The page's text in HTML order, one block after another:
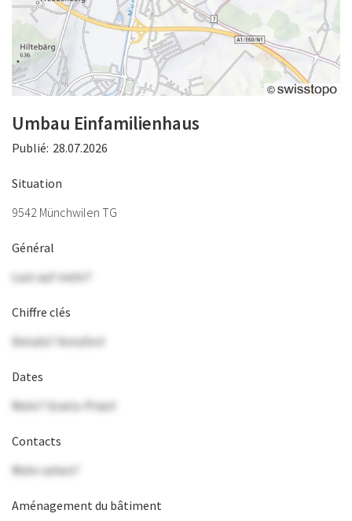
Umbau Einfamilienhaus
Publié: 28.07.2026
Situation
9542 Münchwilen TG
Général
Lust auf mehr?
Chiffre clés
Details? Anrufen!
Dates
Mehr? Gratis-Präsi!
Contacts
Mehr sehen?
Aménagement du bâtiment